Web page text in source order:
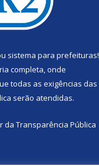
sistema para prefeituras!
completa, onde
todas as exigências das
serão atendidas.
da Transparência Pública